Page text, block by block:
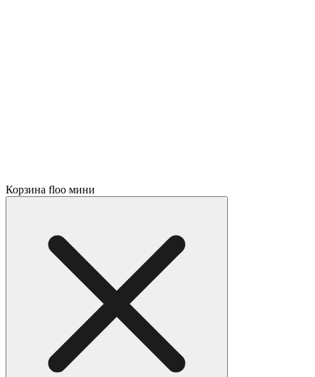
Корзина floo мини